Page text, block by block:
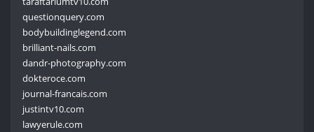
questionquery.com
bodybuildinglegend.com
brilliant-nails.com
dandr-photography.com
dokteroce.com
journal-francais.com
justintv10.com
lawyerule.com